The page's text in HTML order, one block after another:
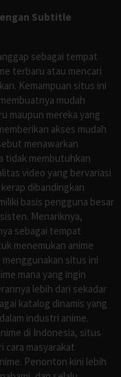
Subtitle
sebagai tempat
terbaru atau mencari
Kemampuan situs ini
mudah
maupun mereka yang
akses mudah
menawarkan
tidak membutuhkan
video yang bervariasi
dibandingkan
basis pengguna besar
Menariknya,
sebagai tempat
menemukan anime
menggunakan situs ini
mana yang ingin
lebih dari sekadar
katalog dinamis yang
industri anime.
di Indonesia, situs
cara masyarakat
Penonton kini lebih